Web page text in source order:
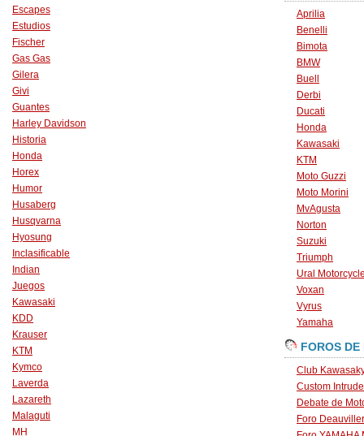
Escapes
Estudios
Fischer
Gas Gas
Gilera
Givi
Guantes
Harley Davidson
Historia
Honda
Horex
Humor
Husaberg
Husqvarna
Hyosung
Inclasificable
Indian
Juegos
Kawasaki
KDD
Krauser
KTM
Kymco
Laverda
Lazareth
Malaguti
MH
Aprilia
Benelli
Bimota
BMW
Buell
Derbi
Ducati
Honda
Kawasaki
KTM
Moto Guzzi
Moto Morini
MvAgusta
Norton
Suzuki
Triumph
Ural
Voxan
Vyrus
Yamaha
FOROS DE
Club
Custom
Debate de
Foro